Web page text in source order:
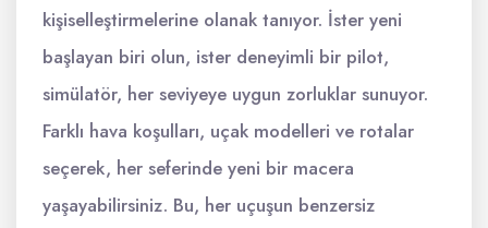
kişiselleştirmelerine olanak tanıyor. İster yeni
başlayan biri olun, ister deneyimli bir pilot,
simülatör, her seviyeye uygun zorluklar sunuyor.
Farklı hava koşulları, uçak modelleri ve rotalar
seçerek, her seferinde yeni bir macera
yaşayabilirsiniz. Bu, her uçuşun benzersiz